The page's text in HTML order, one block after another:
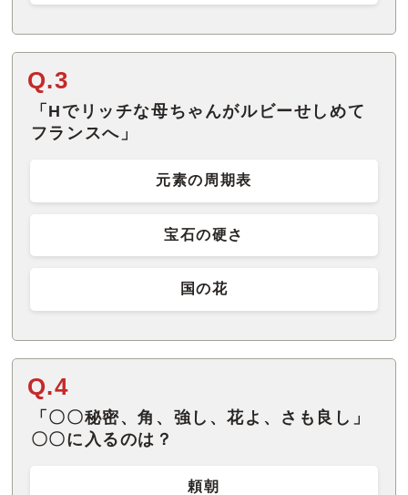
Q.3
「Hでリッチな母ちゃんがルビーせしめて
フランスへ」
元素の周期表
宝石の硬さ
国の花
Q.4
「〇〇秘密、角、強し、花よ、さも良し」
〇〇に入るのは？
頼朝